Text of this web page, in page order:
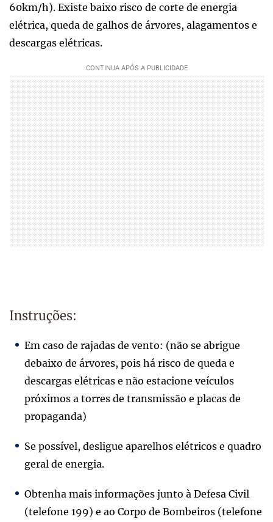
60km/h). Existe baixo risco de corte de energia
elétrica, queda de galhos de árvores, alagamentos e
descargas elétricas.
Instruções:
Em caso de rajadas de vento: (não se abrigue
debaixo de árvores, pois há risco de queda e
descargas elétricas e não estacione veículos
próximos a torres de transmissão e placas de
propaganda)
Se possível, desligue aparelhos elétricos e quadro
geral de energia.
Obtenha mais informações junto à Defesa Civil
(telefone 199) e ao Corpo de Bombeiros (telefone